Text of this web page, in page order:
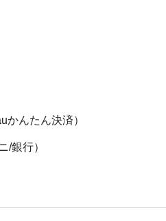
かんたん決済）
/銀行）